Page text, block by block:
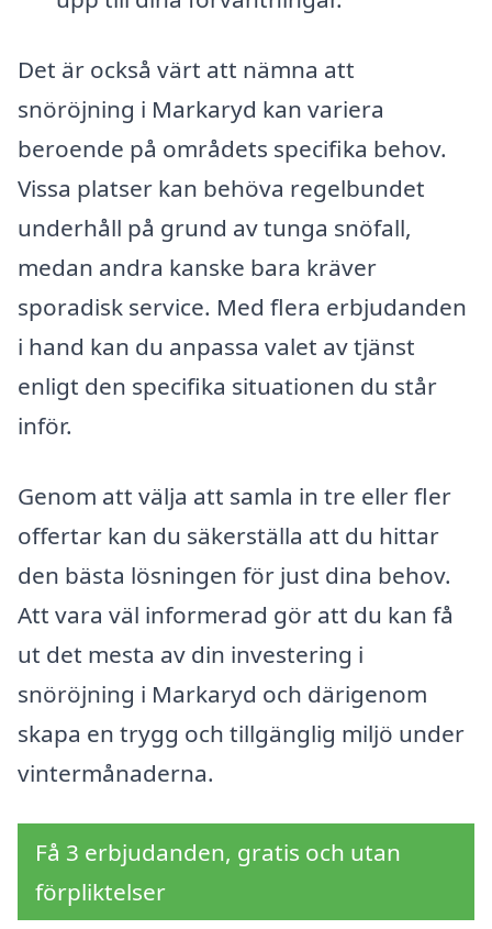
Det är också värt att nämna att
snöröjning i Markaryd kan variera
beroende på områdets specifika behov.
Vissa platser kan behöva regelbundet
underhåll på grund av tunga snöfall,
medan andra kanske bara kräver
sporadisk service. Med flera erbjudanden
i hand kan du anpassa valet av tjänst
enligt den specifika situationen du står
inför.
Genom att välja att samla in tre eller fler
offertar kan du säkerställa att du hittar
den bästa lösningen för just dina behov.
Att vara väl informerad gör att du kan få
ut det mesta av din investering i
snöröjning i Markaryd och därigenom
skapa en trygg och tillgänglig miljö under
vintermånaderna.
Få 3 erbjudanden, gratis och utan
förpliktelser